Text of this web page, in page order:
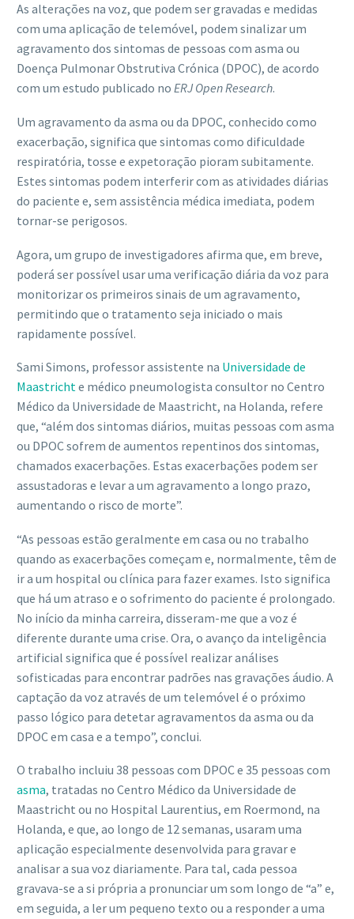
As alterações na voz, que podem ser gravadas e medidas
com uma aplicação de telemóvel, podem sinalizar um
agravamento dos sintomas de pessoas com asma ou
Doença Pulmonar Obstrutiva Crónica (DPOC), de acordo
com um estudo publicado no ERJ Open Research.
Um agravamento da asma ou da DPOC, conhecido como
exacerbação, significa que sintomas como dificuldade
respiratória, tosse e expetoração pioram subitamente.
Estes sintomas podem interferir com as atividades diárias
do paciente e, sem assistência médica imediata, podem
tornar-se perigosos.
Agora, um grupo de investigadores afirma que, em breve,
poderá ser possível usar uma verificação diária da voz para
monitorizar os primeiros sinais de um agravamento,
permitindo que o tratamento seja iniciado o mais
rapidamente possível.
Sami Simons, professor assistente na Universidade de
Maastrichte médico pneumologista consultor no Centro
Médico da Universidade de Maastricht, na Holanda, refere
que, “além dos sintomas diários, muitas pessoas com asma
ou DPOC sofrem de aumentos repentinos dos sintomas,
chamados exacerbações. Estas exacerbações podem ser
assustadoras e levar a um agravamento a longo prazo,
aumentando o risco de morte”.
“As pessoas estão geralmente em casa ou no trabalho
quando as exacerbações começam e, normalmente, têm de
ir a um hospital ou clínica para fazer exames. Isto significa
que há um atraso e o sofrimento do paciente é prolongado.
No início da minha carreira, disseram-me que a voz é
diferente durante uma crise. Ora, o avanço da inteligência
artificial significa que é possível realizar análises
sofisticadas para encontrar padrões nas gravações áudio. A
captação da voz através de um telemóvel é o próximo
passo lógico para detetar agravamentos da asma ou da
DPOC em casa e a tempo”, conclui.
O trabalho incluiu 38 pessoas com DPOC e 35 pessoas com
asma, tratadas no Centro Médico da Universidade de
Maastricht ou no Hospital Laurentius, em Roermond, na
Holanda, e que, ao longo de 12 semanas, usaram uma
aplicação especialmente desenvolvida para gravar e
analisar a sua voz diariamente. Para tal, cada pessoa
gravava-se a si própria a pronunciar um som longo de “a” e,
em seguida, a ler um pequeno texto ou a responder a uma